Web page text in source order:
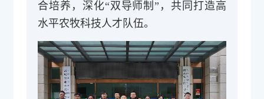
合培养，深化“双导师制”，共同打造高
水平农牧科技人才队伍。